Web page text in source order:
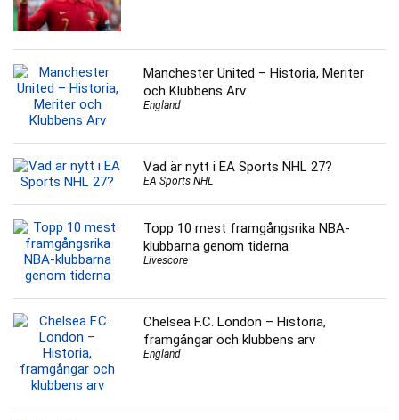
Manchester United – Historia, Meriter
och Klubbens Arv
England
Vad är nytt i EA Sports NHL 27?
EA Sports NHL
Topp 10 mest framgångsrika NBA-
klubbarna genom tiderna
Livescore
Chelsea F.C. London – Historia,
framgångar och klubbens arv
England